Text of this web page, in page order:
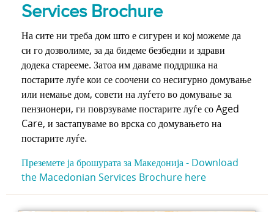
Services Brochure
На сите ни треба дом што е сигурен и кој можеме да
си го дозволиме, за да бидеме безбедни и здрави
додека старееме. Затоа им даваме поддршка на
постарите луѓе кои се соочени со несигурно домување
или немање дом, совети на луѓето во домување за
пензионери, ги поврзуваме постарите луѓе со Aged
Care, и застапуваме во врска со домувањето на
постарите луѓе.
Преземете ја брошурата за Македонија - Download
the Macedonian Services Brochure here